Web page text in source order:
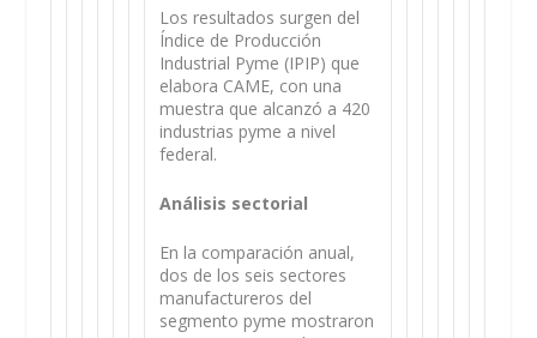
Los resultados surgen del
Índice de Producción
Industrial Pyme (IPIP) que
elabora CAME, con una
muestra que alcanzó a 420
industrias pyme a nivel
federal.
Análisis sectorial
En la comparación anual,
dos de los seis sectores
manufactureros del
segmento pyme mostraron